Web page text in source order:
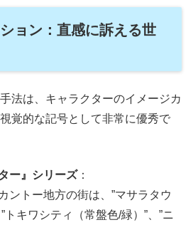
ョン：直感に訴える世
法は、キャラクターのイメージカ
覚的な記号として非常に優秀で
ー』シリーズ：
ントー地方の街は、”マサラタウ
トキワシティ（常盤色/緑）”、”ニ